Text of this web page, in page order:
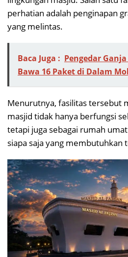
perhatian adalah penginapan
yang melintas.
Baca Juga : Pengedar
Bawa 16 Paket di Dalam
Menurutnya, fasilitas tersebut
masjid tidak hanya berfungsi
tetapi juga sebagai rumah
siapa saja yang